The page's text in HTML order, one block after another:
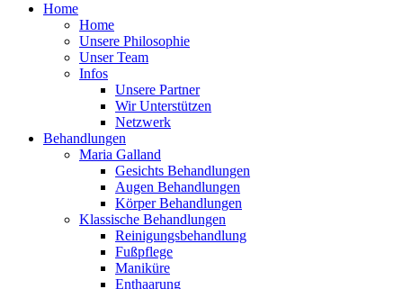
Home
Home
Unsere Philosophie
Unser Team
Infos
Unsere Partner
Wir Unterstützen
Netzwerk
Behandlungen
Maria Galland
Gesichts Behandlungen
Augen Behandlungen
Körper Behandlungen
Klassische Behandlungen
Reinigungsbehandlung
Fußpflege
Maniküre
Enthaarung